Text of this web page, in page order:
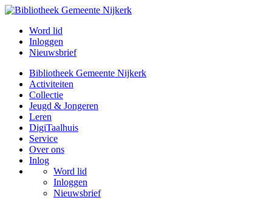
Word lid
Inloggen
Nieuwsbrief
Bibliotheek Gemeente Nijkerk
Activiteiten
Collectie
Jeugd & Jongeren
Leren
DigiTaalhuis
Service
Over ons
Inlog
Word lid
Inloggen
Nieuwsbrief